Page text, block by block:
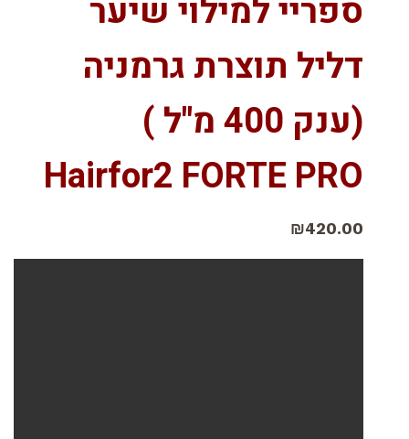
ספריי למילוי שיער
דליל תוצרת גרמניה
(ענק 400 מ"ל )
Hairfor2 FORTE PRO
₪420.00